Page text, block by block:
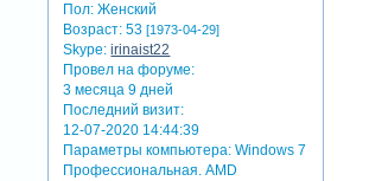
Пол: Женский
Возраст: 53[1973-04-29]
Skype: irinaist22
Провел на форуме:
3 месяца 9 дней
Последний визит:
12-07-2020 14:44:39
Параметры компьютера: Windows 7
Профессиональная. AMD